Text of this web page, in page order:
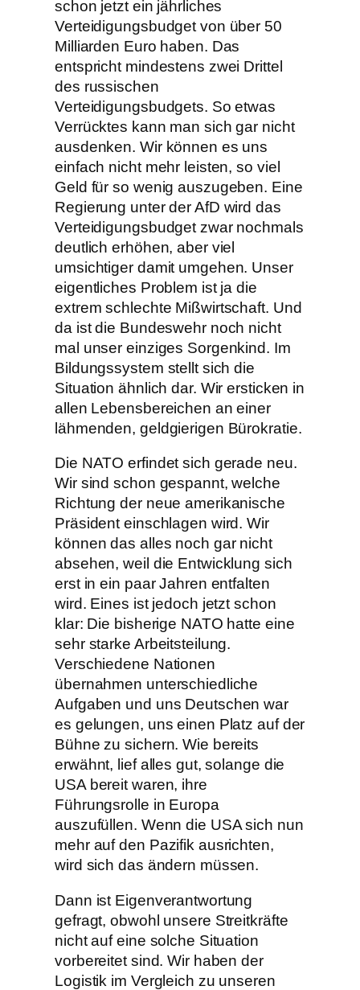
schon jetzt ein jährliches
Verteidigungsbudget von über 50
Milliarden Euro haben. Das
entspricht mindestens zwei Drittel
des russischen
Verteidigungsbudgets. So etwas
Verrücktes kann man sich gar nicht
ausdenken. Wir können es uns
einfach nicht mehr leisten, so viel
Geld für so wenig auszugeben. Eine
Regierung unter der AfD wird das
Verteidigungsbudget zwar nochmals
deutlich erhöhen, aber viel
umsichtiger damit umgehen. Unser
eigentliches Problem ist ja die
extrem schlechte Mißwirtschaft. Und
da ist die Bundeswehr noch nicht
mal unser einziges Sorgenkind. Im
Bildungssystem stellt sich die
Situation ähnlich dar. Wir ersticken in
allen Lebensbereichen an einer
lähmenden, geldgierigen Bürokratie.
Die NATO erfindet sich gerade neu.
Wir sind schon gespannt, welche
Richtung der neue amerikanische
Präsident einschlagen wird. Wir
können das alles noch gar nicht
absehen, weil die Entwicklung sich
erst in ein paar Jahren entfalten
wird. Eines ist jedoch jetzt schon
klar: Die bisherige NATO hatte eine
sehr starke Arbeitsteilung.
Verschiedene Nationen
übernahmen unterschiedliche
Aufgaben und uns Deutschen war
es gelungen, uns einen Platz auf der
Bühne zu sichern. Wie bereits
erwähnt, lief alles gut, solange die
USA bereit waren, ihre
Führungsrolle in Europa
auszufüllen. Wenn die USA sich nun
mehr auf den Pazifik ausrichten,
wird sich das ändern müssen.
Dann ist Eigenverantwortung
gefragt, obwohl unsere Streitkräfte
nicht auf eine solche Situation
vorbereitet sind. Wir haben der
Logistik im Vergleich zu unseren